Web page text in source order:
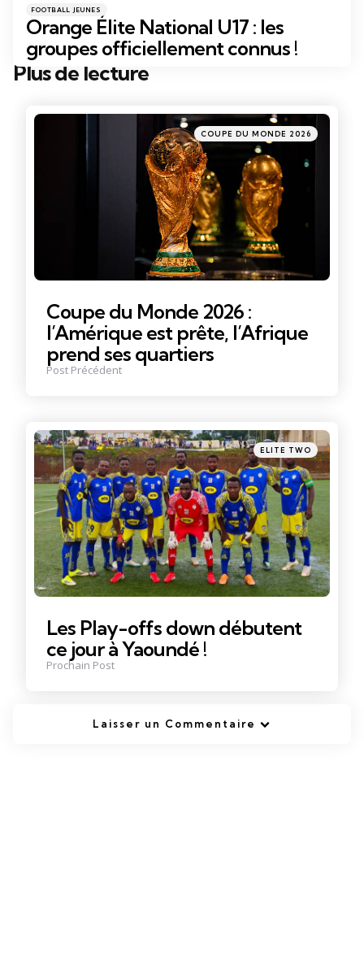
Catégories
Posté
dans
FOOTBALL JEUNES
Orange Élite National U17 : les
groupes officiellement connus !
Plus de lecture
Post
Posté
dans
COUPE DU MONDE 2026
Coupe du Monde 2026 :
l’Amérique est prête, l’Afrique
prend ses quartiers
Post Précédent
Posté
dans
ELITE TWO
Les Play-offs down débutent
ce jour à Yaoundé !
Prochain Post
Laisser un Commentaire